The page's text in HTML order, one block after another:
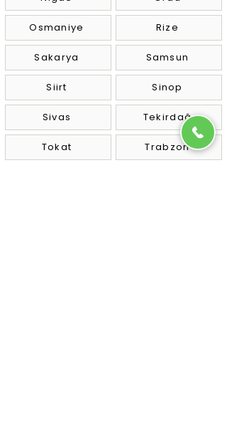
Osmaniye
Sakarya
Siirt
Sivas
Tokat
Rize
Samsun
Sinop
Tekirdağ
Trabzon